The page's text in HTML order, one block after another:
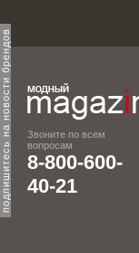
подпишитесь на новости брендов
Звоните по всем
вопросам
8-800-600-
40-21